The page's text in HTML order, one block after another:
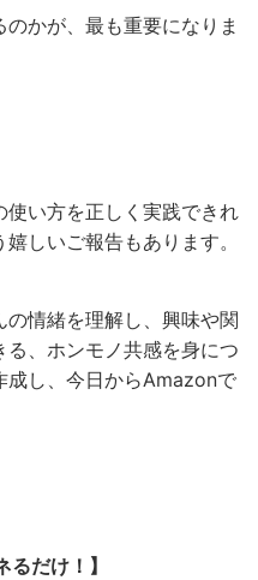
かが、最も重要になりま
い方を正しく実践できれ
しいご報告もあります。
情緒を理解し、興味や関
、ホンモノ共感を身につ
成し、今日からAmazonで
るだけ！】